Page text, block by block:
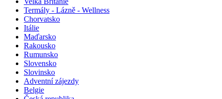
Termály - Lázně - Wellness
Chorvatsko
Itálie
Maďarsko
Rakousko
Rumunsko
Slovensko
Slovinsko
Adventní zájezdy
Belgie